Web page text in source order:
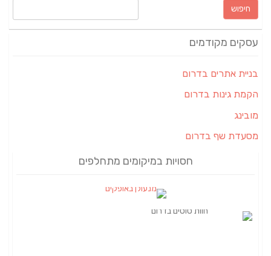
חיפוש:
עסקים מקודמים
בניית אתרים בדרום
הקמת גינות בדרום
מובינג
מסעדת שף בדרום
חסויות במיקומים מתחלפים